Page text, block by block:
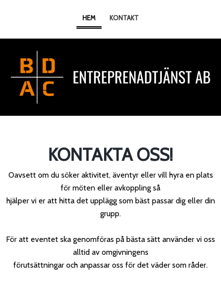
HEM KONTAKT
KONTAKTA OSS!
Oavsett om du söker aktivitet, äventyr eller vill hyra en plats
för möten eller avkoppling så
hjälper vi er att hitta det upplägg som bäst passar dig eller din
grupp.
För att eventet ska genomföras på bästa sätt använder vi oss
alltid av omgivningens
förutsättningar och anpassar oss för det väder som råder.